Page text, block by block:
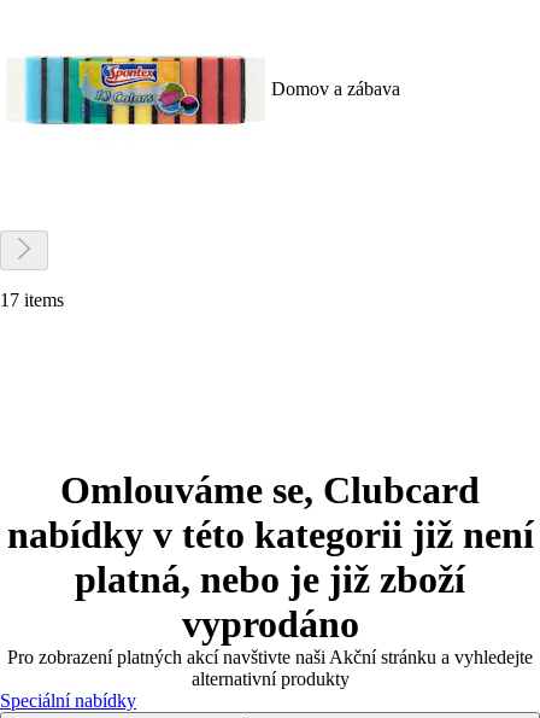
Domov a zábava
17 items
Omlouváme se, Clubcard
nabídky v této kategorii již není
platná, nebo je již zboží
vyprodáno
Pro zobrazení platných akcí navštivte naši Akční stránku a vyhledejte
alternativní produkty
Speciální nabídky